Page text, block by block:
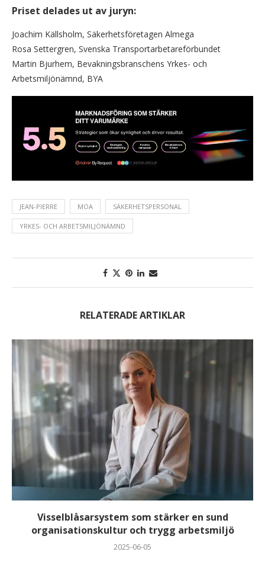
Priset delades ut av juryn:
Joachim Källsholm, Säkerhetsföretagen Almega
Rosa Settergren, Svenska Transportarbetareförbundet
Martin Bjurhem, Bevakningsbranschens Yrkes- och
Arbetsmiljönämnd, BYA
JEAN-PIERRE MOA SÄKERHETSPERSONAL
YRKES- OCH ARBETSMILJÖNÄMND
RELATERADE ARTIKLAR
Visselblåsarsystem som stärker en sund
organisationskultur och trygg arbetsmiljö
2025-06-05